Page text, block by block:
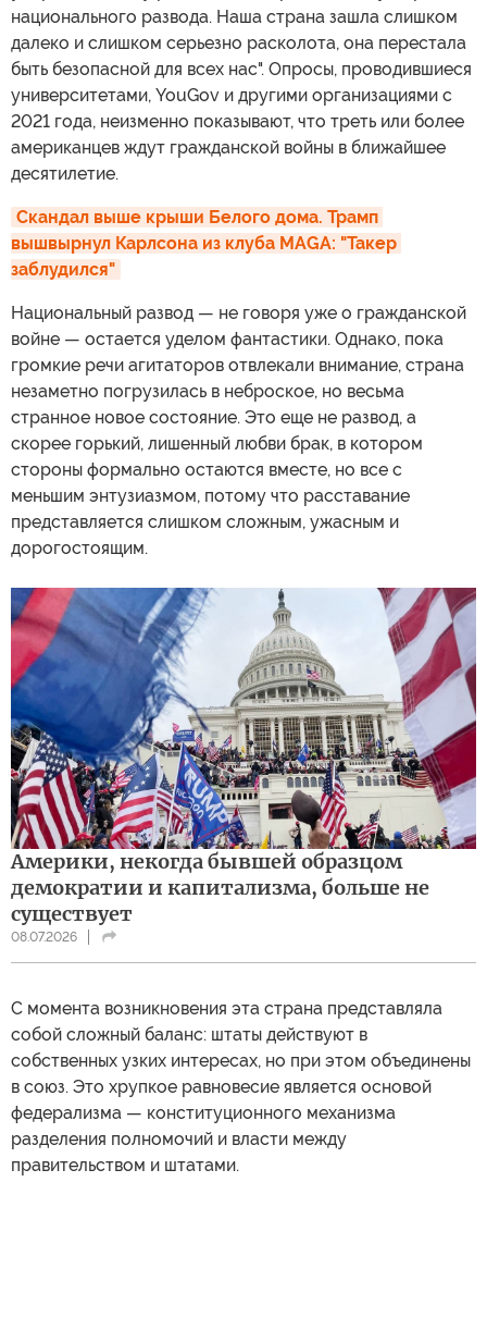
национального развода. Наша страна зашла слишком
далеко и слишком серьезно расколота, она перестала
быть безопасной для всех нас". Опросы, проводившиеся
университетами, YouGov и другими организациями с
2021 года, неизменно показывают, что треть или более
американцев ждут гражданской войны в ближайшее
десятилетие.
Скандал выше крыши Белого дома. Трамп
вышвырнул Карлсона из клуба MAGA: "Такер
заблудился"
Национальный развод — не говоря уже о гражданской
войне — остается уделом фантастики. Однако, пока
громкие речи агитаторов отвлекали внимание, страна
незаметно погрузилась в неброское, но весьма
странное новое состояние. Это еще не развод, а
скорее горький, лишенный любви брак, в котором
стороны формально остаются вместе, но все с
меньшим энтузиазмом, потому что расставание
представляется слишком сложным, ужасным и
дорогостоящим.
Америки, некогда бывшей образцом
демократии и капитализма, больше не
существует
08.07.2026
С момента возникновения эта страна представляла
собой сложный баланс: штаты действуют в
собственных узких интересах, но при этом объединены
в союз. Это хрупкое равновесие является основой
федерализма — конституционного механизма
разделения полномочий и власти между
правительством и штатами.